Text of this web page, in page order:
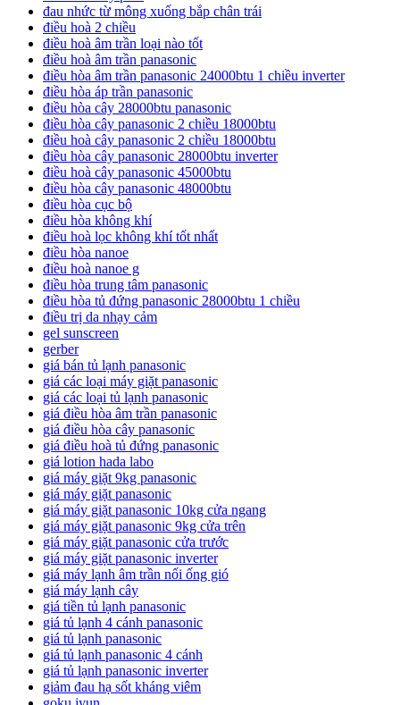
đau nhức từ mông xuống bắp chân trái
điều hoà 2 chiều
điều hoà âm trần loại nào tốt
điều hoà âm trần panasonic
điều hòa âm trần panasonic 24000btu 1 chiều inverter
điều hòa áp trần panasonic
điều hòa cây 28000btu panasonic
điều hòa cây panasonic 2 chiều 18000btu
điều hoà cây panasonic 2 chiều 18000btu
điều hòa cây panasonic 28000btu inverter
điều hoà cây panasonic 45000btu
điều hòa cây panasonic 48000btu
điều hòa cục bộ
điều hòa không khí
điều hoà lọc không khí tốt nhất
điều hòa nanoe
điều hoà nanoe g
điều hòa trung tâm panasonic
điều hòa tủ đứng panasonic 28000btu 1 chiều
điều trị da nhạy cảm
gel sunscreen
gerber
giá bán tủ lạnh panasonic
giá các loại máy giặt panasonic
giá các loại tủ lạnh panasonic
giá điều hòa âm trần panasonic
giá điều hòa cây panasonic
giá điều hoà tủ đứng panasonic
giá lotion hada labo
giá máy giặt 9kg panasonic
giá máy giặt panasonic
giá máy giặt panasonic 10kg cửa ngang
giá máy giặt panasonic 9kg cửa trên
giá máy giặt panasonic cửa trước
giá máy giặt panasonic inverter
giá máy lạnh âm trần nối ống gió
giá máy lạnh cây
giá tiền tủ lạnh panasonic
giá tủ lạnh 4 cánh panasonic
giá tủ lạnh panasonic
giá tủ lạnh panasonic 4 cánh
giá tủ lạnh panasonic inverter
giảm đau hạ sốt kháng viêm